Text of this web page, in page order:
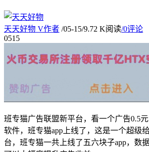
天天好物 V作者 /05-15/9.72 K阅读/0评论
0515
班专猫广告联盟新平台，看一个广告0.5
软件，班专猫app上线了，这是一个超级
台，班专猫一共上线了五六块子app，数